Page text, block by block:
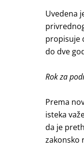
Uvedena
propisuje
do dve
Rok za
Prema
isteka
da je
zakonsko